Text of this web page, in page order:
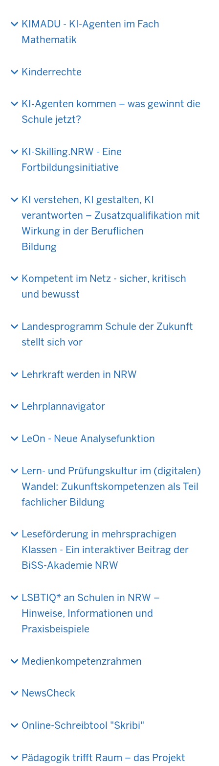
KIMADU - KI-Agenten im Fach
Mathematik
Kinderrechte
KI‑Agenten kommen – was gewinnt die
Schule jetzt?
KI-Skilling.NRW - Eine
Fortbildungsinitiative
KI verstehen, KI gestalten, KI
verantworten – Zusatzqualifikation mit
Wirkung in der Beruflichen
Bildung
Kompetent im Netz - sicher, kritisch
und bewusst
Landesprogramm Schule der Zukunft
stellt sich vor
Lehrkraft werden in NRW
Lehrplannavigator
LeOn - Neue Analysefunktion
Lern- und Prüfungskultur im (digitalen)
Wandel: Zukunftskompetenzen als Teil
fachlicher Bildung
Leseförderung in mehrsprachigen
Klassen - Ein interaktiver Beitrag der
BiSS-Akademie NRW
LSBTIQ* an Schulen in NRW –
Hinweise, Informationen und
Praxisbeispiele
Medienkompetenzrahmen
NewsCheck
Online-Schreibtool "Skribi"
Pädagogik trifft Raum – das Projekt